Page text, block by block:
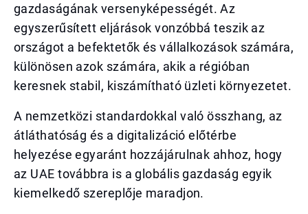
gazdaságának versenyképességét. Az
egyszerűsített eljárások vonzóbbá teszik az
országot a befektetők és vállalkozások számára,
különösen azok számára, akik a régióban
keresnek stabil, kiszámítható üzleti környezetet.
A nemzetközi standardokkal való összhang, az
átláthatóság és a digitalizáció előtérbe
helyezése egyaránt hozzájárulnak ahhoz, hogy
az UAE továbbra is a globális gazdaság egyik
kiemelkedő szereplője maradjon.